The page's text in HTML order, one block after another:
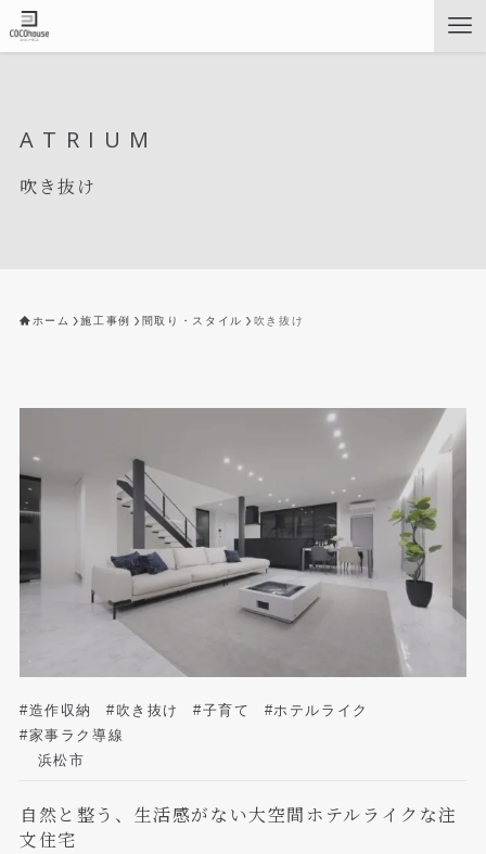
吹き抜け
ATRIUM
ホーム 施工事例 間取り・スタイル 吹き抜け
#造作収納 #吹き抜け #子育て
#ホテルライク
#家事ラク導線
浜松市
自然と整う、生活感がない大空間ホテルライクな注
文住宅